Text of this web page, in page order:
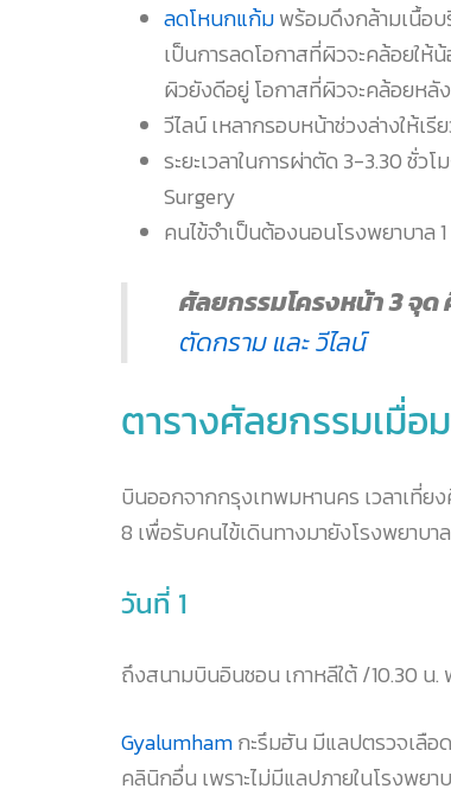
ลดโหนกแก้มพร้อมดึงกล้ามเนื้อบ
เป็นการลดโอกาสที่ผิวจะคล้อยให้
ผิวยังดีอยู่ โอกาสที่ผิวจะคล้อยหลั
วีไลน์ เหลากรอบหน้าช่วงล่างให้เรี
ระยะเวลาในการผ่าตัด 3-3.30 ชั่
Surgery
คนไข้จำเป็นต้องนอนโรงพยาบาล
ศัลยกรรมโครงหน้า 3 จุด
ตัดกราม และ วีไลน์
ตารางศัลยกรรมเมื่อ
บินออกจากกรุงเทพมหานคร เวลาเที่ย
8 เพื่อรับคนไข้เดินทางมายังโรงพยาบาล
วันที่ 1
ถึงสนามบินอินชอน เกาหลีใต้ /10.30 น.
Gyalumhamกะรึมฮัน มีแลปตรวจเลือ
คลินิกอื่น เพราะไม่มีแลปภายในโรงพย